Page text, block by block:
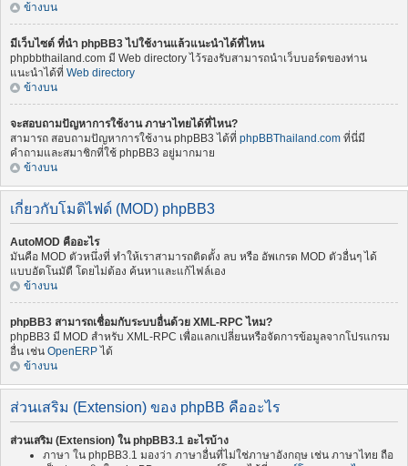
ข้างบน
มีเว็บไซต์ ที่นำ phpBB3 ไปใช้งานแล้วแนะนำได้ที่ไหน
phpbbthailand.com มี Web directory ไว้รองรับสามารถนำเว็บบอร์ดของท่าน
แนะนำได้ที่ Web directory
ข้างบน
จะสอบถามปัญหาการใช้งาน ภาษาไทยได้ที่ไหน?
สามารถ สอบถามปัญหาการใช้งาน phpBB3 ได้ที่ phpBBThailand.com ที่นี่มี
คำถามและสมาชิกที่ใช้ phpBB3 อยู่มากมาย
ข้างบน
เกี่ยวกับโมดิไฟด์ (MOD) phpBB3
AutoMOD คืออะไร
มันคือ MOD ตัวหนึ่งที่ ทำให้เราสามารถติดตั้ง ลบ หรือ อัพเกรด MOD ตัวอื่นๆ ได้
แบบอัตโนมัตื โดยไม่ต้อง ค้นหาและแก้ไฟล์เอง
ข้างบน
phpBB3 สามารถเชื่อมกับระบบอื่นด้วย XML-RPC ไหม?
phpBB3 มี MOD สำหรับ XML-RPC เพื่อแลกเปลี่ยนหรือจัดการข้อมูลจากโปรแกรม
อื่น เช่น OpenERP ได้
ข้างบน
ส่วนเสริม (Extension) ของ phpBB คืออะไร
ส่วนเสริม (Extension) ใน phpBB3.1 อะไรบ้าง
ภาษา ใน phpBB3.1 มองว่า ภาษาอื่นที่ไม่ใช่ภาษาอังกฤษ เช่น ภาษาไทย ถือ